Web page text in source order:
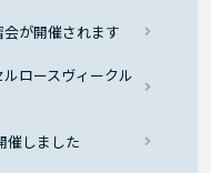
会が開催されます
ロースヴィークル
催しました